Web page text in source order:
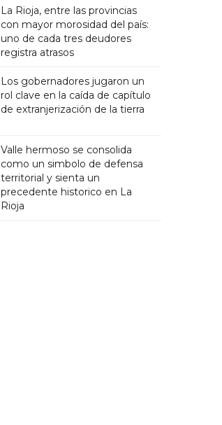
La Rioja, entre las provincias
con mayor morosidad del país:
uno de cada tres deudores
registra atrasos
Los gobernadores jugaron un
rol clave en la caída de capítulo
de extranjerización de la tierra
Valle hermoso se consolida
como un simbolo de defensa
territorial y sienta un
precedente historico en La
Rioja